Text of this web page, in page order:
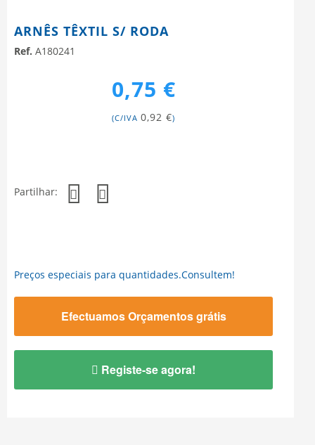
ARNÊS TÊXTIL S/ RODA
Ref. A180241
0,75 €
(C/IVA 0,92 €)
Partilhar:
Preços especiais para quantidades.Consultem!
Efectuamos Orçamentos grátis
Registe-se agora!